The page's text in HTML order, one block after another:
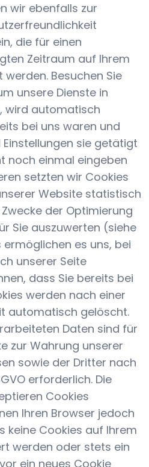
wir ebenfalls zur
die für einen
Zeitraum auf Ihrem
Besuchen Sie
unsere Dienste in
wird automatisch
bei uns waren und
sie getätigt
noch einmal eingeben
setzten wir Cookies
Website statistisch
der Optimierung
Sie auszuwerten (siehe
ermöglichen es uns, bei
unserer Seite
dass Sie bereits bei
werden nach einer
automatisch gelöscht.
Daten sind für
zur Wahrung unserer
sowie der Dritter nach
erforderlich. Die
Cookies
Ihren Browser jedoch
keine Cookies auf Ihrem
werden oder stets ein
ein neues Cookie